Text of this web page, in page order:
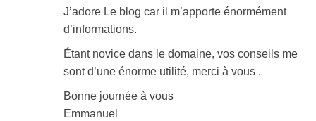
J’adore Le blog car il m’apporte énormément
d’informations.
Étant novice dans le domaine, vos conseils me
sont d’une énorme utilité, merci à vous .
Bonne journée à vous
Emmanuel